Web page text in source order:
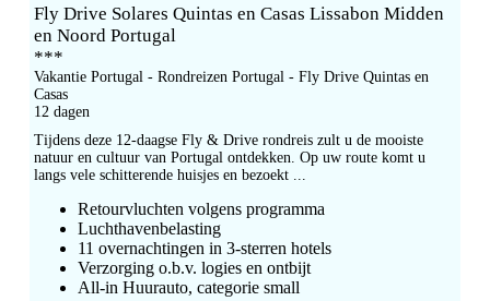
Fly Drive Solares Quintas en Casas Lissabon Midden
en Noord Portugal
***
Vakantie Portugal - Rondreizen Portugal - Fly Drive Quintas en
Casas
12 dagen
Tijdens deze 12-daagse Fly & Drive rondreis zult u de mooiste
natuur en cultuur van Portugal ontdekken. Op uw route komt u
langs vele schitterende huisjes en bezoekt ...
Retourvluchten volgens programma
Luchthavenbelasting
11 overnachtingen in 3-sterren hotels
Verzorging o.b.v. logies en ontbijt
All-in Huurauto, categorie small